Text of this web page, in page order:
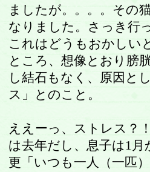
ましたが。。。。その
なりました。さっき行
これはどうもおかしい
ところ、想像とおり膀
し結石もなく、原因と
ス」とのこと。
ええーっ、ストレス？
は去年だし、息子は1
更「いつも一人（一匹